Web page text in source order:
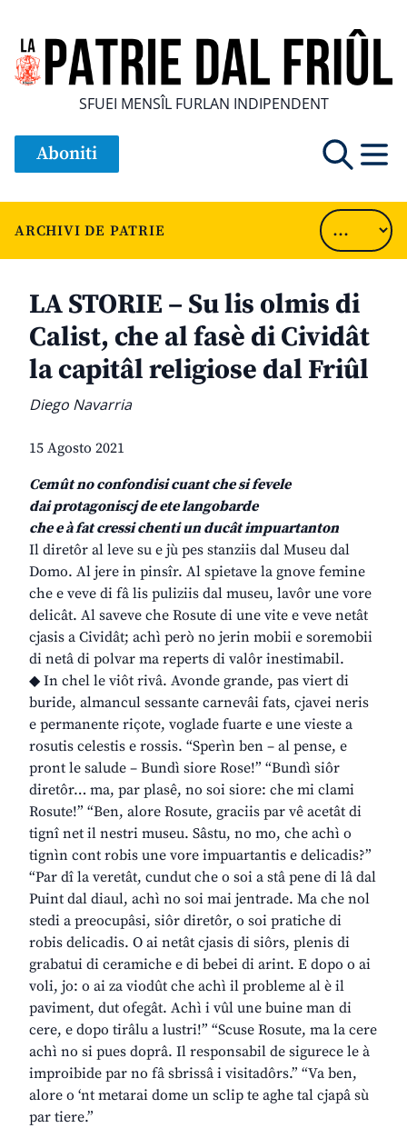
SFUEI MENSÎL FURLAN INDIPENDENT
Aboniti
ARCHIVI DE PATRIE
LA STORIE – Su lis olmis di
Calist, che al fasè di Cividât
la capitâl religiose dal Friûl
Diego Navarria
15 Agosto 2021
Cemût no confondisi cuant che si fevele
dai protagoniscj de ete langobarde
che e à fat cressi chenti un ducât impuartanton
Il diretôr al leve su e jù pes stanziis dal Museu dal
Domo. Al jere in pinsîr. Al spietave la gnove femine
che e veve di fâ lis puliziis dal museu, lavôr une vore
delicât. Al saveve che Rosute di une vite e veve netât
cjasis a Cividât; achì però no jerin mobii e soremobii
di netâ di polvar ma reperts di valôr inestimabil.
◆ In chel le viôt rivâ. Avonde grande, pas viert di
buride, almancul sessante carnevâi fats, cjavei neris
e permanente riçote, voglade fuarte e une vieste a
rosutis celestis e rossis. “Sperìn ben – al pense, e
pront le salude – Bundì siore Rose!” “Bundì siôr
diretôr… ma, par plasê, no soi siore: che mi clami
Rosute!” “Ben, alore Rosute, graciis par vê acetât di
tignî net il nestri museu. Sâstu, no mo, che achì o
tignìn cont robis une vore impuartantis e delicadis?”
“Par dî la veretât, cundut che o soi a stâ pene di lâ dal
Puint dal diaul, achì no soi mai jentrade. Ma che nol
stedi a preocupâsi, siôr diretôr, o soi pratiche di
robis delicadis. O ai netât cjasis di siôrs, plenis di
grabatui di ceramiche e di bebei di arint. E dopo o ai
voli, jo: o ai za viodût che achì il probleme al è il
paviment, dut ofegât. Achì i vûl une buine man di
cere, e dopo tirâlu a lustri!” “Scuse Rosute, ma la cere
achì no si pues doprâ. Il responsabil de sigurece le à
improibide par no fâ sbrissâ i visitadôrs.” “Va ben,
alore o ‘nt metarai dome un sclip te aghe tal cjapâ sù
par tiere.”